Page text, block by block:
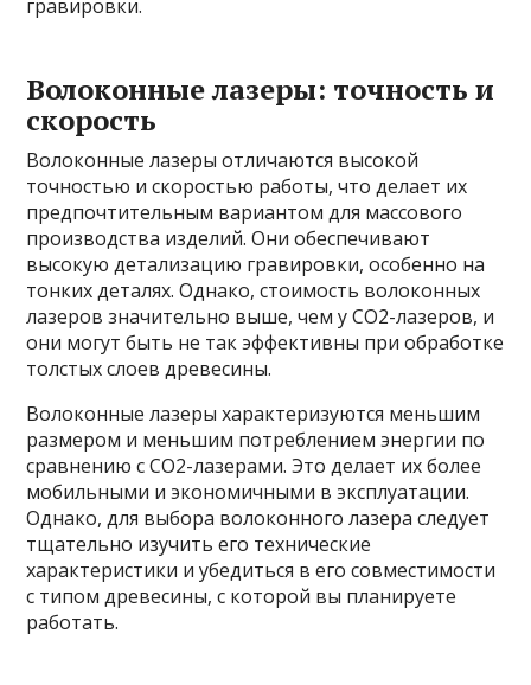
гравировки.
Волоконные лазеры: точность и
скорость
Волоконные лазеры отличаются высокой
точностью и скоростью работы, что делает их
предпочтительным вариантом для массового
производства изделий. Они обеспечивают
высокую детализацию гравировки, особенно на
тонких деталях. Однако, стоимость волоконных
лазеров значительно выше, чем у CO2-лазеров, и
они могут быть не так эффективны при обработке
толстых слоев древесины.
Волоконные лазеры характеризуются меньшим
размером и меньшим потреблением энергии по
сравнению с CO2-лазерами. Это делает их более
мобильными и экономичными в эксплуатации.
Однако, для выбора волоконного лазера следует
тщательно изучить его технические
характеристики и убедиться в его совместимости
с типом древесины, с которой вы планируете
работать.